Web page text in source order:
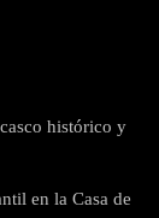
histórico y
en la Casa de